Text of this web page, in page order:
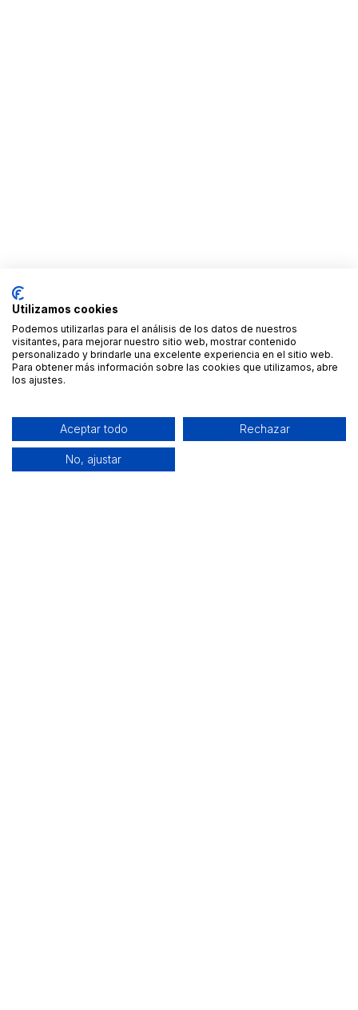
Utilizamos cookies
Podemos utilizarlas para el análisis de los datos de nuestros
visitantes, para mejorar nuestro sitio web, mostrar contenido
personalizado y brindarle una excelente experiencia en el sitio web.
Para obtener más información sobre las cookies que utilizamos, abre
los ajustes.
Aceptar todo Rechazar
No, ajustar